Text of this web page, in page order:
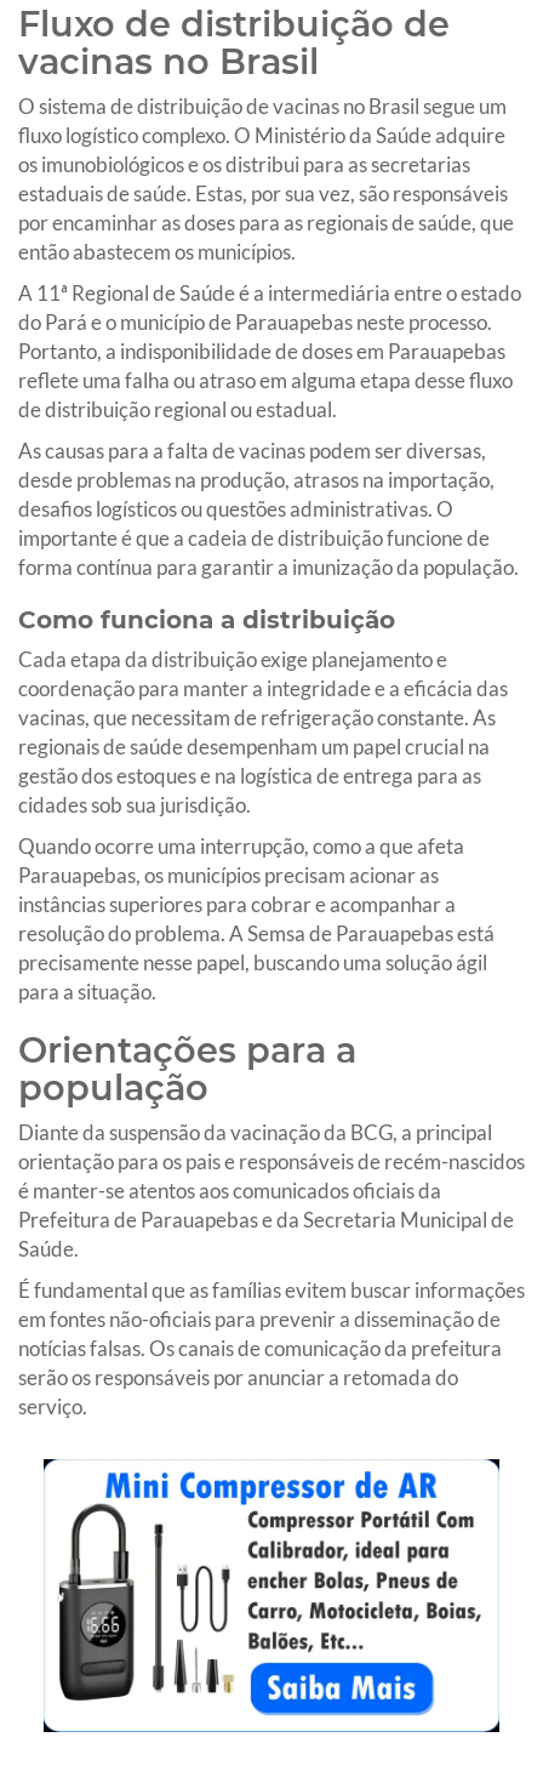
Fluxo de distribuição de
vacinas no Brasil
O sistema de distribuição de vacinas no Brasil segue um
fluxo logístico complexo. O Ministério da Saúde adquire
os imunobiológicos e os distribui para as secretarias
estaduais de saúde. Estas, por sua vez, são responsáveis
por encaminhar as doses para as regionais de saúde, que
então abastecem os municípios.
A 11ª Regional de Saúde é a intermediária entre o estado
do Pará e o município de Parauapebas neste processo.
Portanto, a indisponibilidade de doses em Parauapebas
reflete uma falha ou atraso em alguma etapa desse fluxo
de distribuição regional ou estadual.
As causas para a falta de vacinas podem ser diversas,
desde problemas na produção, atrasos na importação,
desafios logísticos ou questões administrativas. O
importante é que a cadeia de distribuição funcione de
forma contínua para garantir a imunização da população.
Como funciona a distribuição
Cada etapa da distribuição exige planejamento e
coordenação para manter a integridade e a eficácia das
vacinas, que necessitam de refrigeração constante. As
regionais de saúde desempenham um papel crucial na
gestão dos estoques e na logística de entrega para as
cidades sob sua jurisdição.
Quando ocorre uma interrupção, como a que afeta
Parauapebas, os municípios precisam acionar as
instâncias superiores para cobrar e acompanhar a
resolução do problema. A Semsa de Parauapebas está
precisamente nesse papel, buscando uma solução ágil
para a situação.
Orientações para a
população
Diante da suspensão da vacinação da BCG, a principal
orientação para os pais e responsáveis de recém-nascidos
é manter-se atentos aos comunicados oficiais da
Prefeitura de Parauapebas e da Secretaria Municipal de
Saúde.
É fundamental que as famílias evitem buscar informações
em fontes não-oficiais para prevenir a disseminação de
notícias falsas. Os canais de comunicação da prefeitura
serão os responsáveis por anunciar a retomada do
serviço.